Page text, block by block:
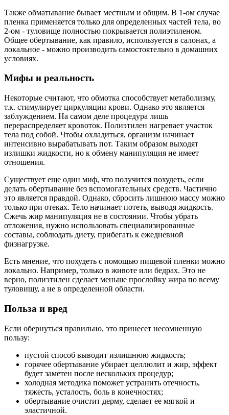
Также обматывание бывает местным и общим. В 1-ом случае
пленка применяется только для определенных частей тела, во
2-ом - туловище полностью покрывается полиэтиленом.
Общее обертывание, как правило, используется в салонах, а
локальное - можно производить самостоятельно в домашних
условиях.
Мифы и реальность
Некоторые считают, что обмотка способствует метаболизму,
т.к. стимулирует циркуляции крови. Однако это является
заблуждением. На самом деле процедура лишь
перераспределяет кровоток. Полиэтилен нагревает участок
тела под собой. Чтобы охладиться, организм начинает
интенсивно вырабатывать пот. Таким образом выходят
излишки жидкости, но к обмену манипуляция не имеет
отношения.
Существует еще один миф, что получится похудеть, если
делать обертывание без вспомогательных средств. Частично
это является правдой. Однако, сбросить лишнюю массу можно
только при отеках. Тело начинает потеть, выводя жидкость.
Сжечь жир манипуляция не в состоянии. Чтобы убрать
отложения, нужно использовать специализированные
составы, соблюдать диету, прибегать к ежедневной
физнагрузке.
Есть мнение, что похудеть с помощью пищевой пленки можно
локально. Например, только в животе или бедрах. Это не
верно, полиэтилен сделает меньше прослойку жира по всему
туловищу, а не в определенной области.
Польза и вред
Если обернуться правильно, это принесет несомненную
пользу:
пустой способ выводит излишнюю жидкость;
горячее обертывание убирает целлюлит и жир, эффект
будет заметен после нескольких процедур;
холодная методика поможет устранить отечность,
тяжесть, усталость, боль в конечностях;
обертывание очистит дерму, сделает ее мягкой и
эластичной.